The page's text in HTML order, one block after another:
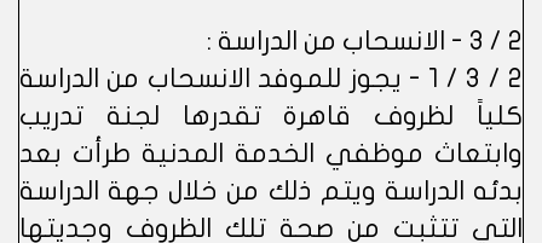
2 / 3 - الانسحاب من الدراسة :
2 / 3 / 1 - يجوز للموفد الانسحاب من الدراسة
كلياً لظروف قاهرة تقدرها لجنة تدريب
وابتعاث موظفي الخدمة المدنية طرأت بعد
بدئه الدراسة ويتم ذلك من خلال جهة الدراسة
التي تتثبت من صحة تلك الظروف وجديتها